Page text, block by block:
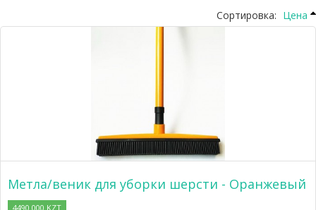
Сортировка: Цена
Метла/веник для уборки шерсти - Оранжевый
4490.000 KZT